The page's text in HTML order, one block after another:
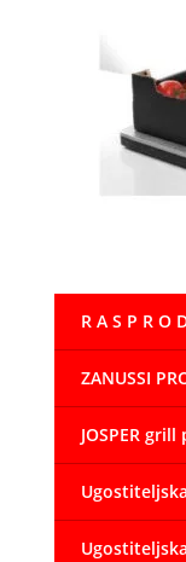
R A S P R O
ZANUSSI
JOSPER